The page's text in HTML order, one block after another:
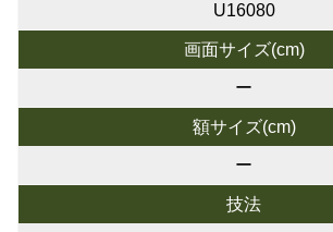
U16080
画面サイズ(cm)
ー
額サイズ(cm)
ー
技法